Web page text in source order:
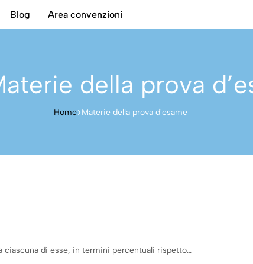
Blog Area convenzioni
della prova
Home Materie della prova d'esame
ciascuna di esse, in termini percentuali rispetto…